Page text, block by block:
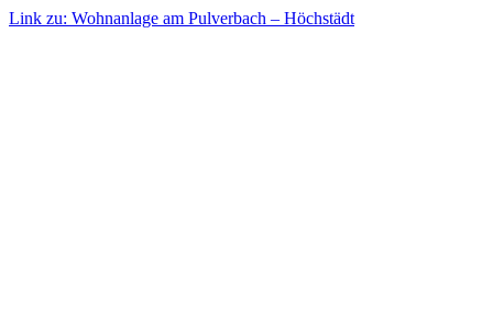
Link zu: Wohnanlage am Pulverbach – Höchstädt